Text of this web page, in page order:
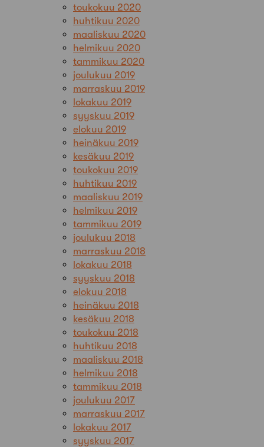
toukokuu 2020
huhtikuu 2020
maaliskuu 2020
helmikuu 2020
tammikuu 2020
joulukuu 2019
marraskuu 2019
lokakuu 2019
syyskuu 2019
elokuu 2019
heinäkuu 2019
kesäkuu 2019
toukokuu 2019
huhtikuu 2019
maaliskuu 2019
helmikuu 2019
tammikuu 2019
joulukuu 2018
marraskuu 2018
lokakuu 2018
syyskuu 2018
elokuu 2018
heinäkuu 2018
kesäkuu 2018
toukokuu 2018
huhtikuu 2018
maaliskuu 2018
helmikuu 2018
tammikuu 2018
joulukuu 2017
marraskuu 2017
lokakuu 2017
syyskuu 2017